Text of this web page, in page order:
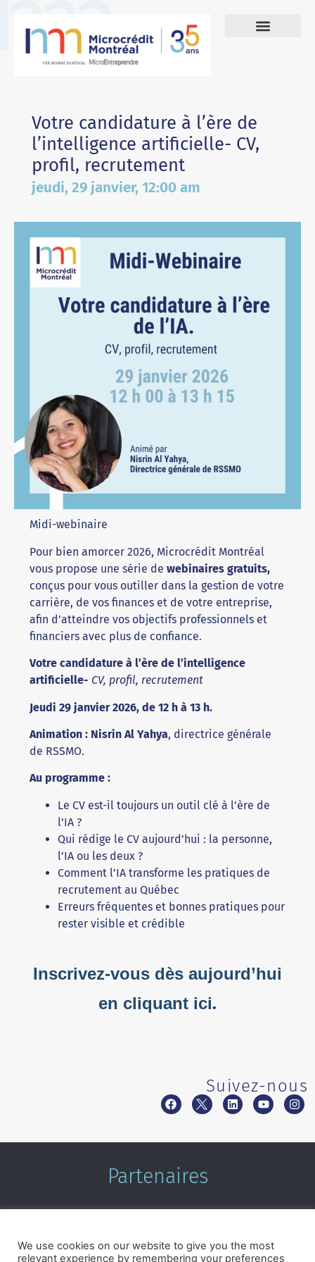
Votre candidature à l’ère de
l’intelligence artificielle- CV,
profil, recrutement
jeudi, 29 janvier, 12:00 am
Midi-webinaire
Pour bien amorcer 2026, Microcrédit Montréal
vous propose une série de webinaires gratuits,
conçus pour vous outiller dans la gestion de votre
carrière, de vos finances et de votre entreprise,
afin d’atteindre vos objectifs professionnels et
financiers avec plus de confiance.
Votre candidature à l’ère de l’intelligence
artificielle- CV, profil, recrutement
Jeudi 29 janvier 2026, de 12 h à 13 h.
Animation : Nisrin Al Yahya, directrice générale
de RSSMO.
Au programme :
Le CV est-il toujours un outil clé à l’ère de
l’IA ?
Qui rédige le CV aujourd’hui : la personne,
l’IA ou les deux ?
Comment l’IA transforme les pratiques de
recrutement au Québec
Erreurs fréquentes et bonnes pratiques pour
rester visible et crédible
Inscrivez-vous dès aujourd’hui
en cliquant ici.
Suivez-nous
Partenaires
We use cookies on our website to give you the most
relevant experience by remembering your preferences